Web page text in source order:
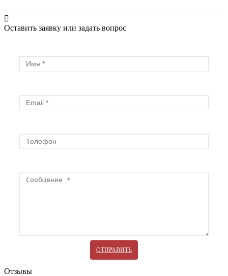
Оставить заявку или задать вопрос
ОТПРАВИТЬ
Отзывы